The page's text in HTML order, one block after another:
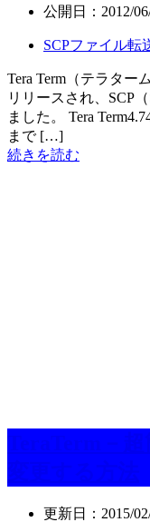
公開日： 2012/
SCPファイル転
Tera Term（テラター
リリースされ、SCP
ました。 Tera
まで […]
続きを読む
更新日： 2015/